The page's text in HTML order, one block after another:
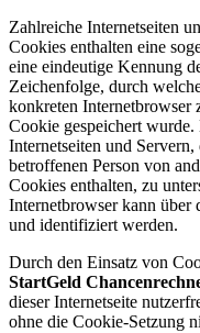
Zahlreiche Internetseiten
Cookies enthalten eine
eine eindeutige Kennung
Zeichenfolge, durch
konkreten Internetbrowser
Cookie gespeichert wurde.
Internetseiten und
betroffenen Person von
Cookies enthalten, zu
Internetbrowser kann
und identifiziert werden.
Durch den Einsatz von
StartGeld
dieser Internetseite
ohne die Cookie-Setzung